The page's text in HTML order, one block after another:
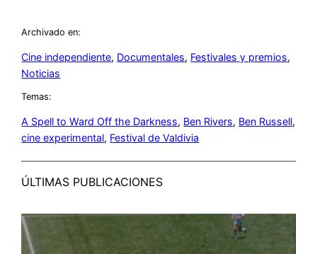
Archivado en:
Cine independiente, Documentales, Festivales y premios
Noticias
Temas:
A Spell to Ward Off the Darkness, Ben Rivers, Ben Russell
cine experimental, Festival de Valdivia
ÚLTIMAS PUBLICACIONES